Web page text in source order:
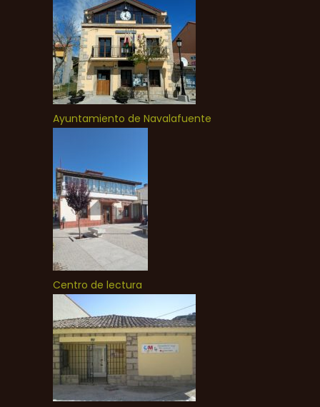
Ayuntamiento de Navalafuente
Centro de lectura